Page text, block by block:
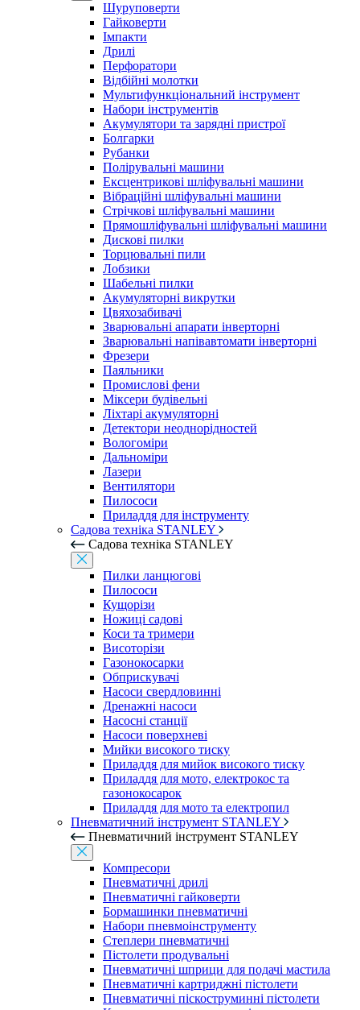
Шуруповерти
Гайковерти
Імпакти
Дрилі
Перфоратори
Відбійні молотки
Мультифункціональний інструмент
Набори інструментів
Акумулятори та зарядні пристрої
Болгарки
Рубанки
Полірувальні машини
Ексцентрикові шліфувальні машини
Вібраційні шліфувальні машини
Стрічкові шліфувальні машини
Прямошліфувальні шліфувальні машини
Дискові пилки
Торцювальні пили
Лобзики
Шабельні пилки
Акумуляторні викрутки
Цвяхозабивачі
Зварювальні апарати інверторні
Зварювальні напівавтомати інверторні
Фрезери
Паяльники
Промислові фени
Міксери будівельні
Ліхтарі акумуляторні
Детектори неоднорідностей
Вологоміри
Дальноміри
Лазери
Вентилятори
Пилососи
Приладдя для інструменту
Садова техніка STANLEY
Садова техніка STANLEY
Пилки ланцюгові
Пилососи
Кущорізи
Ножиці садові
Коси та тримери
Висоторізи
Газонокосарки
Обприскувачі
Насоси свердловинні
Дренажні насоси
Насосні станції
Насоси поверхневі
Мийки високого тиску
Приладдя для мийок високого тиску
Приладдя для мото, електрокос та
газонокосарок
Приладдя для мото та електропил
Пневматичний інструмент STANLEY
Пневматичний інструмент STANLEY
Компресори
Пневматичні дрилі
Пневматичні гайковерти
Бормашинки пневматичні
Набори пневмоінструменту
Степлери пневматичні
Пістолети продувальні
Пневматичні шприци для подачі мастила
Пневматичні картриджні пістолети
Пневматичні піскоструминні пістолети